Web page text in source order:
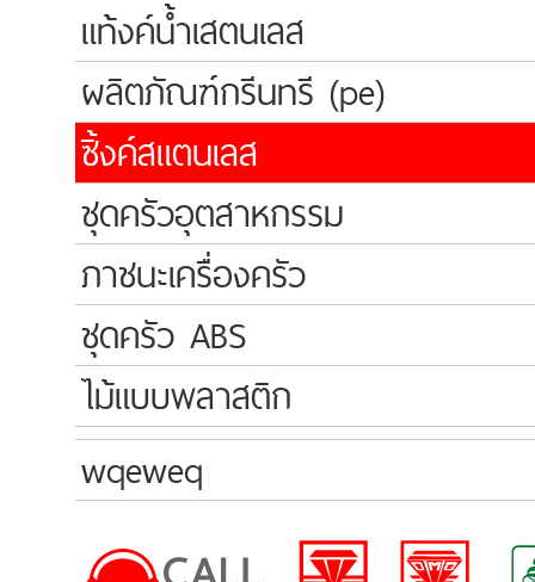
แท้งค์น้ำเสตนเลส
ผลิตภัณฑ์กรีนทรี (pe)
ซิ้งค์สแตนเลส
ชุดครัวอุตสาหกรรม
ภาชนะเครื่องครัว
ชุดครัว ABS
ไม้แบบพลาสติก
wqeweq